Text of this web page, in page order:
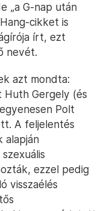
„a G-nap után
cikket is
írt, ezt
nevét.
azt mondta:
Gergely (és
Polt
A feljelentés
alapján
ezzel pedig
visszaélés